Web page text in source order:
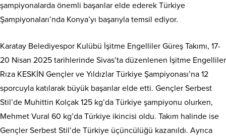
şampiyonalarda önemli başarılar elde ederek Türkiye
Şampiyonaları’nda Konya’yı başarıyla temsil ediyor.
Karatay Belediyespor Kulübü İşitme Engelliler Güreş Takımı, 17-
20 Nisan 2025 tarihlerinde Sivas’ta düzenlenen İşitme Engelliler
Rıza KESKİN Gençler ve Yıldızlar Türkiye Şampiyonası’na 12
sporcuyla katılarak büyük başarılar elde etti. Gençler Serbest
Stil’de Muhittin Kolçak 125 kg’da Türkiye şampiyonu olurken,
Mehmet Vural 60 kg’da Türkiye ikincisi oldu. Takım halinde ise
Gençler Serbest Stil’de Türkiye üçüncülüğü kazanıldı. Ayrıca